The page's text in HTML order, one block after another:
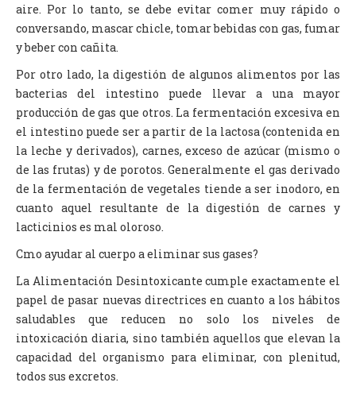
aire. Por lo tanto, se debe evitar comer muy rápido o
conversando, mascar chicle, tomar bebidas con gas, fumar
y beber con cañita.
Por otro lado, la digestión de algunos alimentos por las
bacterias del intestino puede llevar a una mayor
producción de gas que otros. La fermentación excesiva en
el intestino puede ser a partir de la lactosa (contenida en
la leche y derivados), carnes, exceso de azúcar (mismo o
de las frutas) y de porotos. Generalmente el gas derivado
de la fermentación de vegetales tiende a ser inodoro, en
cuanto aquel resultante de la digestión de carnes y
lacticinios es mal oloroso.
Cmo ayudar al cuerpo a eliminar sus gases?
La Alimentación Desintoxicante cumple exactamente el
papel de pasar nuevas directrices en cuanto a los hábitos
saludables que reducen no solo los niveles de
intoxicación diaria, sino también aquellos que elevan la
capacidad del organismo para eliminar, con plenitud,
todos sus excretos.